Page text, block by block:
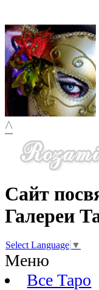
^
Сайт
Галереи
Select Language ▼
Меню
Все Таро